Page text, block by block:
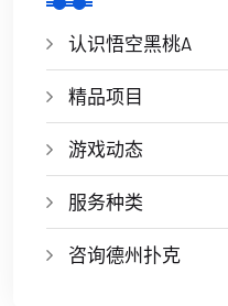
认识悟空黑桃A
精品项目
游戏动态
服务种类
咨询德州扑克